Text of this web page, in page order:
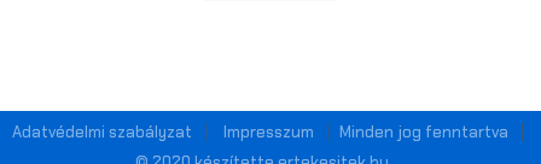
Adatvédelmi szabályzat Impresszum
Minden jog fenntartva